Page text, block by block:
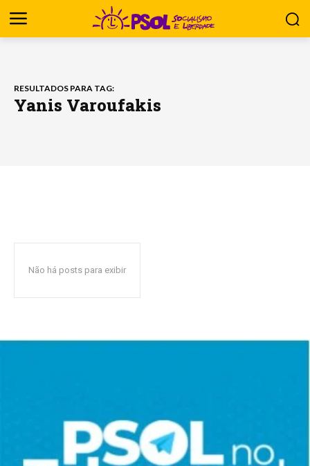
RESULTADOS PARA TAG:
Yanis Varoufakis
Não há posts para exibir